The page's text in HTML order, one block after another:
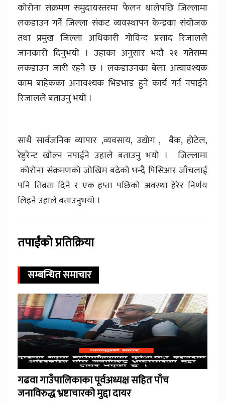
कोरोना संक्रमण समुदायस्तरमा फैलन थालेपछि जिल्लामा
लकडाउन गर्नेे जिल्ला संकट व्यवस्थापन केन्द्रका संयोजक
तथा प्रमुख जिल्ला अधिकारी गोविन्द प्रसाद रिजालले
जानकारी दिनुभयो । उहाका अनुसार भदौ २१ गतेसम्म
लकडाउन जारी रहने छ । लकडाउनका बेला अत्यावश्यक
काम बाहेकका अनावश्यक भिडभाड हुने कार्य गर्न नपाईने
रिजालले बताउनु भयो ।
साथै सार्वजनिक व्यापार ,व्यवसाय, उद्योग , बैक, होटेल,
रेष्टुरेन्ट खोल्न नपाईने उहाले बताउनु भयो । जिल्लामा
कोरोना संक्रमणको जोखिम बढेको भन्दै पिसिआर जाँचलाई
पनि तिब्रता दिने र एक हप्ता पछिको अवस्था हेरेर निर्णय
लिइने उहाले बताउनुभयो ।
तपाईंको प्रतिक्रिया
सम्बन्धित समाचार
गढवा गाउँपालिकाका पूर्वअध्यक्ष सहित पाँच
जनाविरुद्ध भ्रष्टाचारको मुद्दा दायर